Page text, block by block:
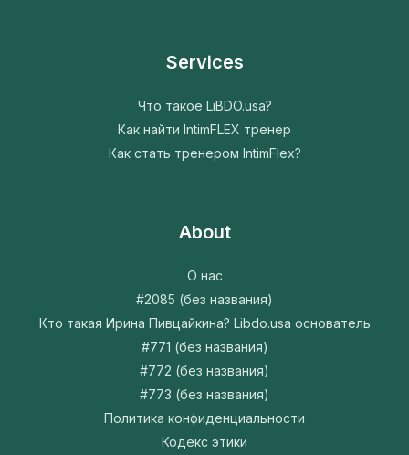
Services
Что такое LiBDO.usa?
Как найти IntimFLEX тренер
Как стать тренером IntimFlex?
About
О нас
#2085 (без названия)
Кто такая Ирина Пивцайкина? Libdo.usa основатель
#771 (без названия)
#772 (без названия)
#773 (без названия)
Политика конфиденциальности
Кодекс этики